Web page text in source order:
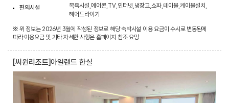
편의시설
목욕시설,에어콘,TV,인터넷,냉장고,쇼파,테이블,케이블설치,
헤어드라이기
※ 위 정보는 2026년 3월에 작성된 정보로 해당 숙박시설 이용 요금이 수시로 변동됨에
따라 이용요금 및 기타 자세한 사항은 홈페이지 참조 요망
[씨원리조트]아일랜드 한실